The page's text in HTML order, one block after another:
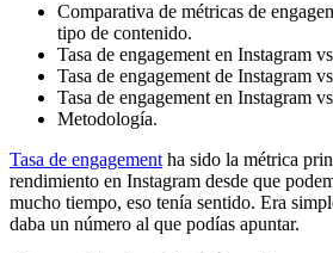
Comparativa de métricas de
tipo de contenido.
Tasa de engagement en Instagram
Tasa de engagement de Instagram
Tasa de engagement en Instagram
Metodología.
Tasa de engagement ha sido la métrica
rendimiento en Instagram desde que
mucho tiempo, eso tenía sentido. Era
daba un número al que podías apuntar.